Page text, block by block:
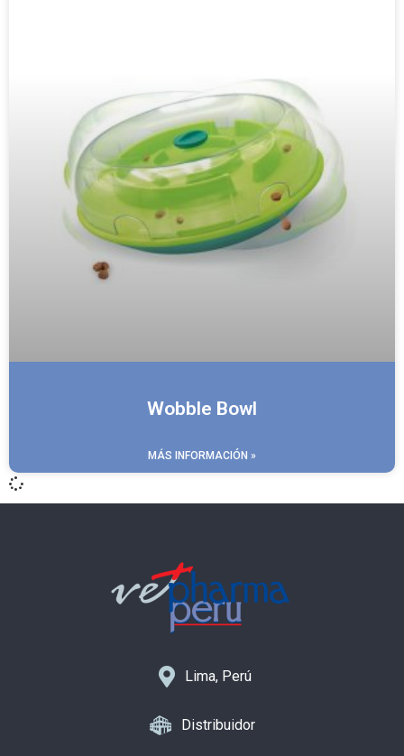
Wobble Bowl
MÁS INFORMACIÓN »
Lima, Perú
Distribuidor